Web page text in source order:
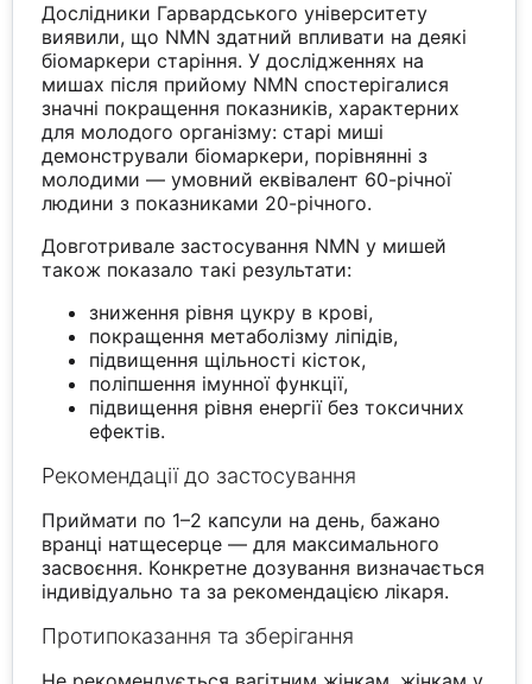
Дослідники Гарвардського університету
виявили, що NMN здатний впливати на деякі
біомаркери старіння. У дослідженнях на
мишах після прийому NMN спостерігалися
значні покращення показників, характерних
для молодого організму: старі миші
демонстрували біомаркери, порівнянні з
молодими — умовний еквівалент 60-річної
людини з показниками 20-річного.
Довготривале застосування NMN у мишей
також показало такі результати:
зниження рівня цукру в крові,
покращення метаболізму ліпідів,
підвищення щільності кісток,
поліпшення імунної функції,
підвищення рівня енергії без токсичних
ефектів.
Рекомендації до застосування
Приймати по 1–2 капсули на день, бажано
вранці натщесерце — для максимального
засвоєння. Конкретне дозування визначається
індивідуально та за рекомендацією лікаря.
Протипоказання та зберігання